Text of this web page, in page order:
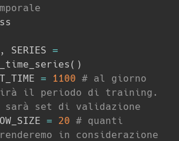
, SERIES =
( )
= 1100 # al giorno
il periodo di training.
set di validazione
= 20 # quanti
in considerazione